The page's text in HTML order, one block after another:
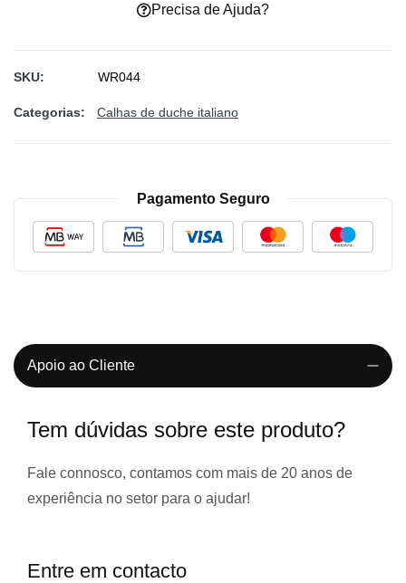
Precisa de Ajuda?
SKU WR044
Categorias: Calhas de duche italiano
Pagamento Seguro
Apoio ao Cliente
Tem dúvidas sobre este produto?
Fale connosco, contamos com mais de 20 anos de
experiência no setor para o ajudar!
Entre em contacto